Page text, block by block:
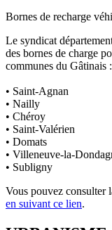
Bornes de recharge
Le syndicat
des bornes de charge
communes du Gâtinais :
• Saint-Agnan
• Nailly
• Chéroy
• Saint-Valérien
• Domats
• Villeneuve-la-
• Subligny
Vous pouvez consulter
en suivant ce lien.